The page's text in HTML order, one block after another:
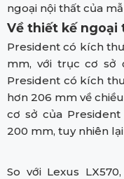
ngoại nội thất của
Về thiết kế ngoại
President có kích
mm, với trục cơ sở
President có kích
hơn 206 mm về
cơ sở của
200 mm, tuy nhiên
So với Lexus